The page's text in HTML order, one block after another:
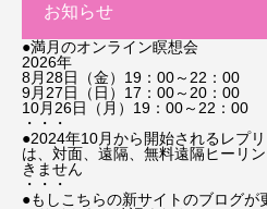
お知らせ
●満月のオンライン瞑想会
2026年
8月28日（金）19：00～22：00
9月27日（日）17：00～20：00
10月26日（月）19：00～22：00
・・・
●2024年10月から開始されるレプ
は、対面、遠隔、無料遠隔ヒーリ
きません
・・・
●もしこちらの新サイトのブログ